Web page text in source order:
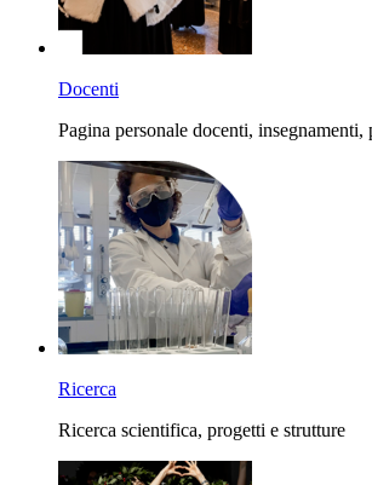
Docenti
Pagina personale docenti,
Ricerca
Ricerca scientifica, progetti e strutture